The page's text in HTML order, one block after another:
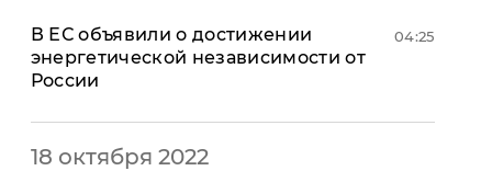
В ЕС объявили о достижении
энергетической независимости от
России
04:25
18 октября 2022